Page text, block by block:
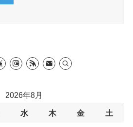
2026年8月
水 木 金 土